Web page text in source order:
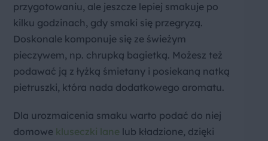
przygotowaniu, ale jeszcze lepiej smakuje po
kilku godzinach, gdy smaki się przegryzą.
Doskonale komponuje się ze świeżym
pieczywem, np. chrupką bagietką. Możesz też
podawać ją z łyżką śmietany i posiekaną natką
pietruszki, która nada dodatkowego aromatu.
Dla urozmaicenia smaku warto podać do niej
domowe kluseczki lane lub kładzione, dzięki